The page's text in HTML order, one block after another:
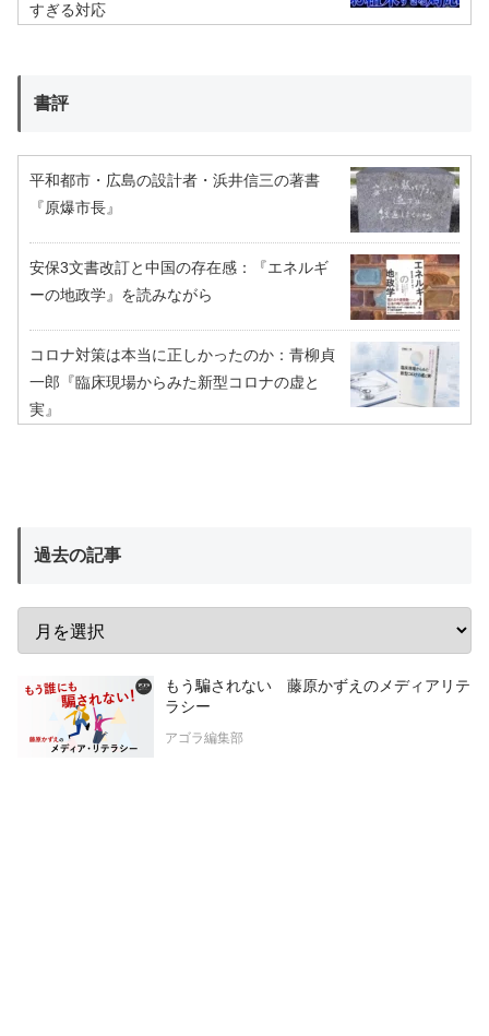
すぎる対応
書評
平和都市・広島の設計者・浜井信三の著書
『原爆市長』
安保3文書改訂と中国の存在感：『エネルギ
ーの地政学』を読みながら
コロナ対策は本当に正しかったのか：青柳貞
一郎『臨床現場からみた新型コロナの虚と
実』
過去の記事
もう騙されない 藤原かずえのメディアリテ
ラシー
アゴラ編集部